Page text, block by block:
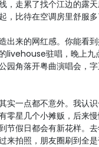
，走累了找个江边的露
比待在空调房里舒服多
出来的网红感。你能看
livehouse驻唱，晚上
园角落开粤曲演唱会，
实一点都不意外。我认
零星几个小摊贩，后来
节假日都会有新花样。
拍照，朋友圈刷到全是